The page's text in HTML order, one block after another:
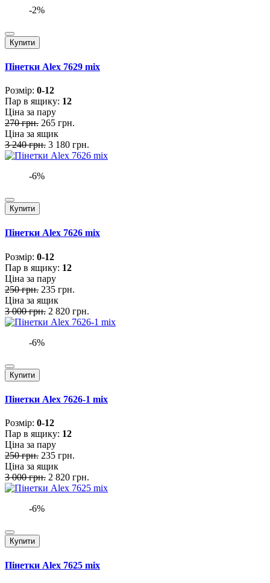
-2%
Купити
Пінетки Alex 7629 mix
Розмiр: 0-12
Пар в ящику: 12
Ціна за пару
270 грн. 265 грн.
Ціна за ящик
3 240 грн. 3 180 грн.
-6%
Купити
Пінетки Alex 7626 mix
Розмiр: 0-12
Пар в ящику: 12
Ціна за пару
250 грн. 235 грн.
Ціна за ящик
3 000 грн. 2 820 грн.
-6%
Купити
Пінетки Alex 7626-1 mix
Розмiр: 0-12
Пар в ящику: 12
Ціна за пару
250 грн. 235 грн.
Ціна за ящик
3 000 грн. 2 820 грн.
-6%
Купити
Пінетки Alex 7625 mix